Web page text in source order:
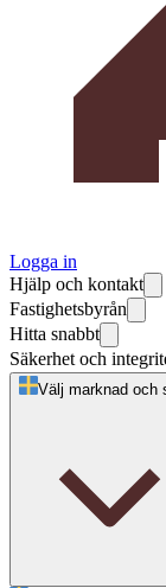
Logga in
Hjälp och kontakt
Fastighetsbyrån
Hitta snabbt
Säkerhet och
Välj marknad och